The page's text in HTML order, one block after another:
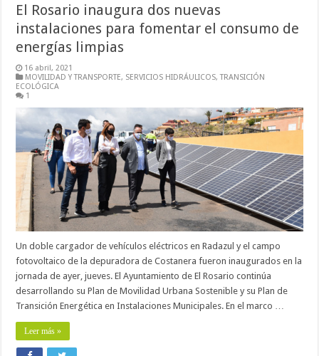
El Rosario inaugura dos nuevas
instalaciones para fomentar el consumo de
energías limpias
16 abril, 2021
MOVILIDAD Y TRANSPORTE, SERVICIOS HIDRÁULICOS,TRANSICIÓN
ECOLÓGICA
1
Un doble cargador de vehículos eléctricos en Radazul y el campo
fotovoltaico de la depuradora de Costanera fueron inaugurados en la
jornada de ayer, jueves. El Ayuntamiento de El Rosario continúa
desarrollando su Plan de Movilidad Urbana Sostenible y su Plan de
Transición Energética en Instalaciones Municipales. En el marco …
Leer más »